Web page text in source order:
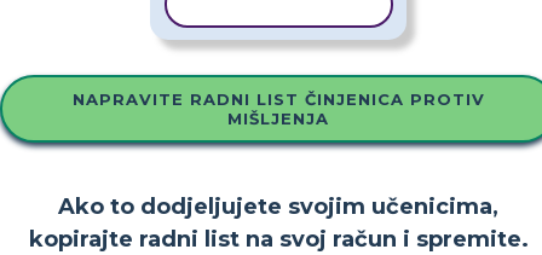
NAPRAVITE RADNI LIST ČINJENICA PROTIV
MIŠLJENJA
Ako to dodjeljujete svojim učenicima,
kopirajte radni list na svoj račun i spremite.